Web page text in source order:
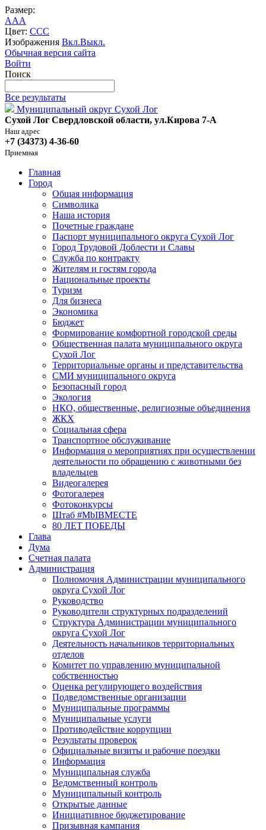
Размер:
AAA
Цвет: CCC
Изображения Вкл.Выкл.
Обычная версия сайта
Войти
Поиск
Все результаты
Муниципальный округ Сухой Лог
Сухой Лог Свердловской области, ул.Кирова 7-А
Наш адрес
+7 (34373) 4-36-60
Приемная
Главная
Город
Общая информация
Символика
Наша история
Почетные граждане
Паспорт муниципального округа Сухой Лог
Город Трудовой Доблести и Славы
Служба по контракту
Жителям и гостям города
Национальные проекты
Туризм
Для бизнеса
Экономика
Бюджет
Формирование комфортной городской среды
Общественная палата муниципального округа
Сухой Лог
Территориальные органы и представительства
СМИ муниципального округа
Безопасный город
Экология
НКО, общественные, религиозные объединения
ЖКХ
Социальная сфера
Транспортное обслуживание
Информация о мероприятиях при осуществлении
деятельности по обращению с животными без
владельцев
Видеогалерея
Фотогалерея
Фотоконкурсы
Штаб #MbIBMECTE
80 ЛЕТ ПОБЕДЫ
Глава
Дума
Счетная палата
Администрация
Полномочия Администрации муниципального
округа Сухой Лог
Руководство
Руководители структурных подразделений
Структура Администрации муниципального
округа Сухой Лог
Деятельность начальников территориальных
отделов
Комитет по управлению муниципальной
собственностью
Оценка регулирующего воздействия
Подведомственные организации
Муниципальные программы
Муниципальные услуги
Противодействие коррупции
Результаты проверок
Официальные визиты и рабочие поездки
Информация
Муниципальная служба
Ведомственный контроль
Муниципальный контроль
Открытые данные
Инициативное бюджетирование
Призывная кампания